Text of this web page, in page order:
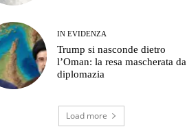
IN EVIDENZA
Trump si nasconde dietro
l’Oman: la resa mascherata da
diplomazia
Load more